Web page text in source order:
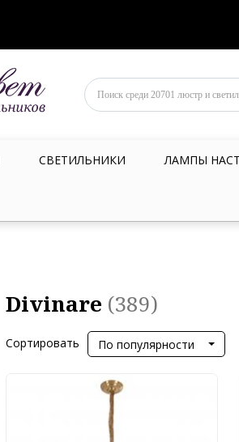
СВЕТИЛЬНИКИ ЛАМПЫ
Divinare (389)
Сортировать По популярности
Люстра Divinare Rosie
3511/17 LM-16